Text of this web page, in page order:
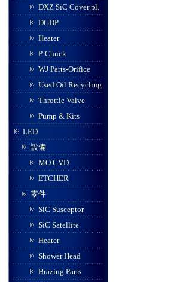
DXZ SiC Cover pl.
DGDP
Heater
P-Chuck
WJ Parts-Orifice
Used Oil Recycling
Throttle Valve
Pump & Kits
LED
設備
MO CVD
ETCHER
零件
SiC Susceptor
SiC Satellite
Heater
Shower Head
Brazing Parts